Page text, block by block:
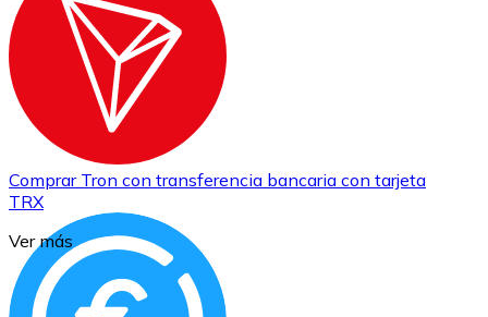
Comprar Tron con transferencia bancaria con tarjeta
TRX
Ver más